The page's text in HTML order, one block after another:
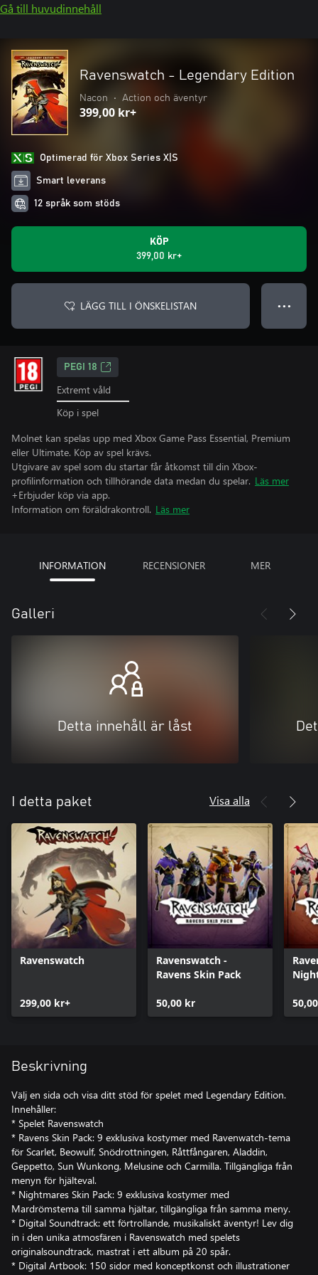
Gå till huvudinnehåll
Ravenswatch - Legendary Edition
Nacon • Action och äventyr
399,00 kr+
Optimerad för Xbox Series X|S
Smart leverans
12 språk som stöds
KÖP
399,00 kr+
LÄGG TILL I ÖNSKELISTAN ● ● ●
PEGI 18
Extremt våld
Köp i spel
Molnet kan spelas upp med Xbox Game Pass Essential, Premium
eller Ultimate. Köp av spel krävs.
Utgivare av spel som du startar får åtkomst till din Xbox-
profilinformation och tillhörande data medan du spelar. Läs mer
+Erbjuder köp via app.
Information om föräldrakontroll. Läs mer
INFORMATION RECENSIONER MER
Galleri
Detta innehåll är låst
I detta paket Visa alla
Ravenswatch
299,00 kr+
Ravenswatch -
Ravens Skin Pack
50,00 kr
Beskrivning
Välj en sida och visa ditt stöd för spelet med Legendary Edition.
Innehåller:
* Spelet Ravenswatch
* Ravens Skin Pack: 9 exklusiva kostymer med Ravenwatch-tema
för Scarlet, Beowulf, Snödrottningen, Råttfångaren, Aladdin,
Geppetto, Sun Wunkong, Melusine och Carmilla. Tillgängliga från
menyn för hjälteval.
* Nightmares Skin Pack: 9 exklusiva kostymer med
Mardrömstema till samma hjältar, tillgängliga från samma meny.
* Digital Soundtrack: ett förtrollande, musikaliskt äventyr! Lev dig
in i den unika atmosfären i Ravenswatch med spelets
originalsoundtrack, mastrat i ett album på 20 spår.
* Digital Artbook: 150 sidor med konceptkonst och illustrationer